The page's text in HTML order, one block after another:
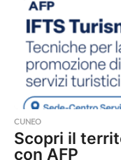
g
o
CUNEO
Scopri il
con AFP